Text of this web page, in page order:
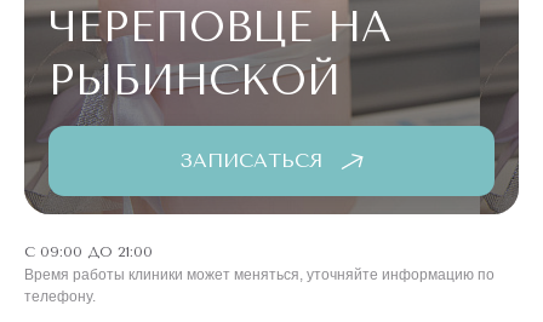
ЧЕРЕПОВЦЕ НА
РЫБИНСКОЙ
ЗАПИСАТЬСЯ
С 09:00 ДО 21:00
Время работы клиники может меняться, уточняйте информацию по
телефону.